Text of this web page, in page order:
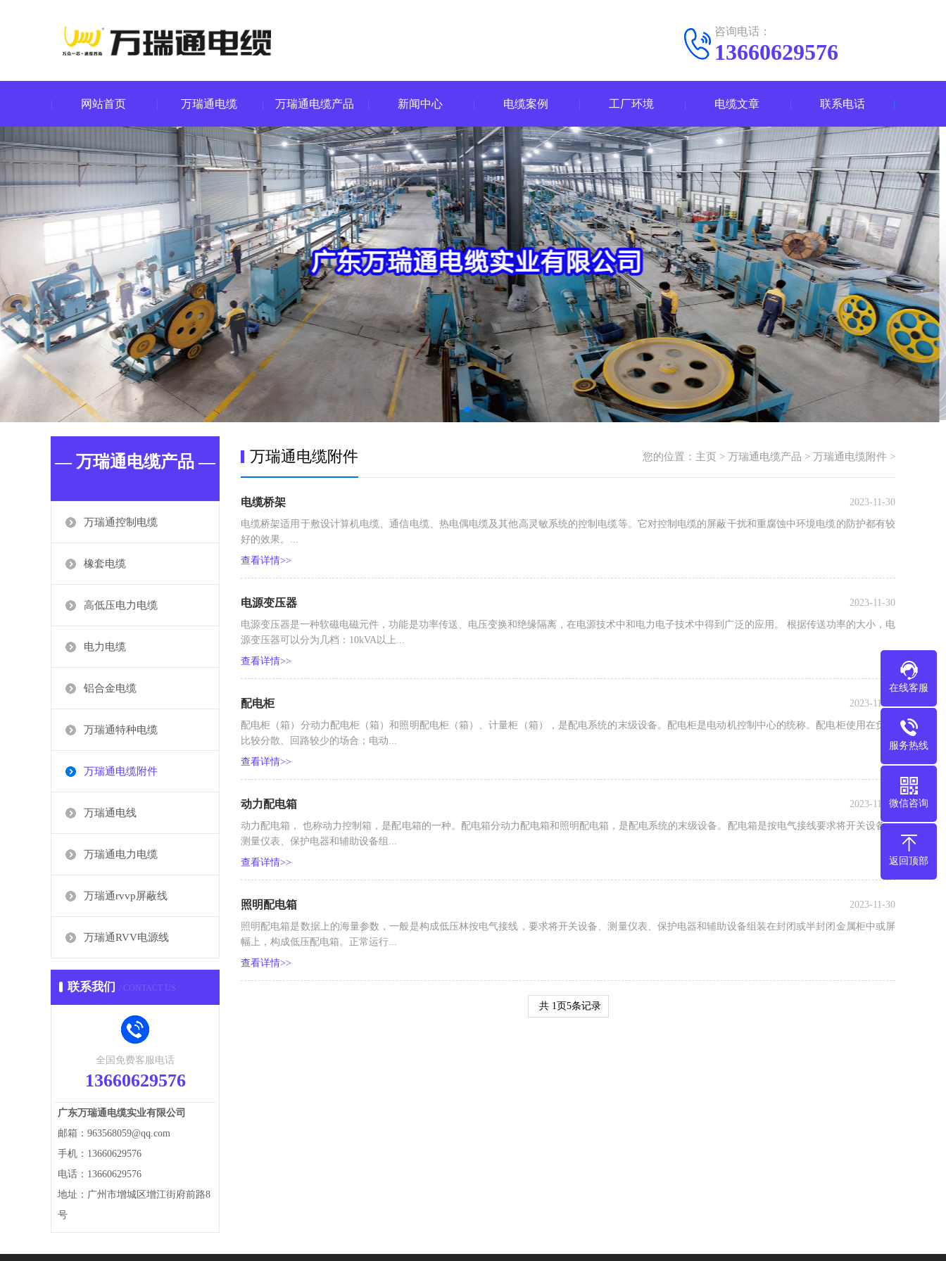
咨询电话：
13660629576
网站首页 万瑞通电缆 万瑞通电缆产品 新闻中心 电缆案例 工厂环境 电缆文章 联系电话
— 万瑞通电缆产品 —
万瑞通控制电缆
橡套电缆
高低压电力电缆
电力电缆
铝合金电缆
万瑞通特种电缆
万瑞通电缆附件
万瑞通电线
万瑞通电力电缆
万瑞通rvvp屏蔽线
万瑞通RVV电源线
联系我们 / CONTACT US
全国免费客服电话
13660629576
广东万瑞通电缆实业有限公司
邮箱：963568059@qq.com
手机：13660629576
电话：13660629576
地址：广州市增城区增江街府前路8
号
您的位置： 主页 > 万瑞通电缆产品 > 万瑞通电缆附件 >
万瑞通电缆附件
2023-11-30
电缆桥架
电缆桥架适用于敷设计算机电缆、通信电缆、热电偶电缆及其他高灵敏系统的控制电缆等。它对控制电缆的屏蔽干扰和重腐蚀中环境电缆的防护都有较
好的效果。...
查看详情>>
2023-11-30
电源变压器
电源变压器是一种软磁电磁元件，功能是功率传送、电压变换和绝缘隔离，在电源技术中和电力电子技术中得到广泛的应用。 根据传送功率的大小，电
源变压器可以分为几档：10kVA以上...
查看详情>>
2023-11-30
配电柜
配电柜（箱）分动力配电柜（箱）和照明配电柜（箱）、计量柜（箱），是配电系统的末级设备。配电柜是电动机控制中心的统称。配电柜使用在负荷
比较分散、回路较少的场合；电动...
查看详情>>
2023-11-30
动力配电箱
动力配电箱， 也称动力控制箱，是配电箱的一种。配电箱分动力配电箱和照明配电箱，是配电系统的末级设备。配电箱是按电气接线要求将开关设备、
测量仪表、保护电器和辅助设备组...
查看详情>>
2023-11-30
照明配电箱
照明配电箱是数据上的海量参数，一般是构成低压林按电气接线，要求将开关设备、测量仪表、保护电器和辅助设备组装在封闭或半封闭金属柜中或屏
幅上，构成低压配电箱。正常运行...
查看详情>>
共 1页5条记录
在线客服
服务热线
微信咨询
返回顶部